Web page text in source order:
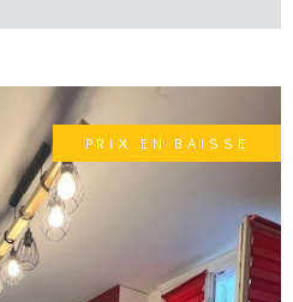
PRIX EN BAISSE